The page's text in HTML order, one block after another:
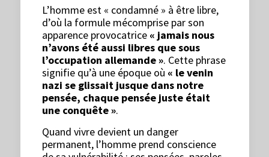
L’homme est « condamné » à être libre,
d’où la formule mécomprise par son
apparence provocatrice « jamais nous
n’avons été aussi libres que sous
l’occupation allemande ». Cette phrase
signifie qu’à une époque où « le venin
nazi se glissait jusque dans notre
pensée, chaque pensée juste était
une conquête ».
Quand vivre devient un danger
permanent, l’homme prend conscience